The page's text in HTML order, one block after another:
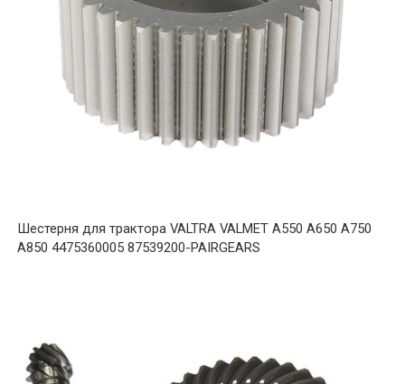
Шестерня для трактора VALTRA VALMET A550 A650 A750
A850 4475360005 87539200-PAIRGEARS